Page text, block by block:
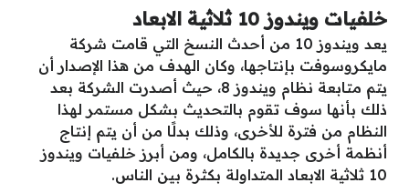
خلفيات ويندوز 10 ثلاثية الابعاد
يعد ويندوز 10 من أحدث النسخ التي قامت شركة
مايكروسوفت بإنتاجها، وكان الهدف من هذا الإصدار أن
يتم متابعة نظام ويندوز 8، حيث أصدرت الشركة بعد
ذلك بأنها سوف تقوم بالتحديث بشكل مستمر لهذا
النظام من فترة للأخرى، وذلك بدلًا من أن يتم إنتاج
أنظمة أخرى جديدة بالكامل، ومن أبرز خلفيات ويندوز
10 ثلاثية الابعاد المتداولة بكثرة بين الناس.